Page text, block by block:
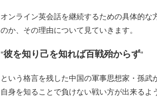
オンライン英会話を継続するための具体的
のか、その理由について見ていきます。
"彼を知り己を知れば百戦殆からず"
という格言を残した中国の軍事思想家・孫武
自身を知ることで負けない戦い方が出来るよ